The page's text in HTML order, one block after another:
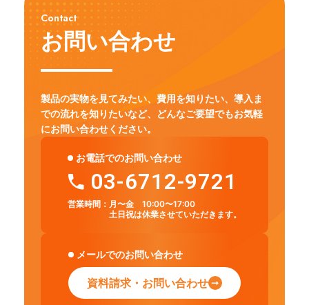
Contact
お問い合わせ
製品の実物を見てみたい、費用を知りたい、導入ま
での流れを知りたいなど、
どんなご要望でもお気軽
にお問い合わせください。
お電話でのお問い合わせ
03-6712-9721
営業時間： 月〜金 10:00〜17:00
土日祝は休業させていただきます。
メールでのお問い合わせ
資料請求・お問い合わせ